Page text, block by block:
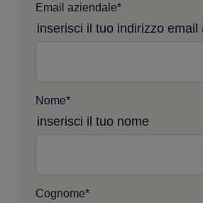
Email aziendale*
inserisci il tuo indirizzo email
Nome*
inserisci il tuo nome
Cognome*